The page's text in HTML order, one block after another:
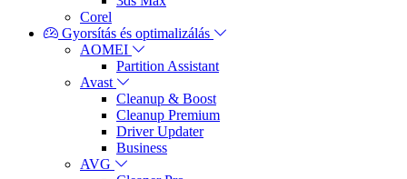
Corel
Gyorsítás és optimalizálás
AOMEI
Partition Assistant
Avast
Cleanup & Boost
Cleanup Premium
Driver Updater
Business
AVG